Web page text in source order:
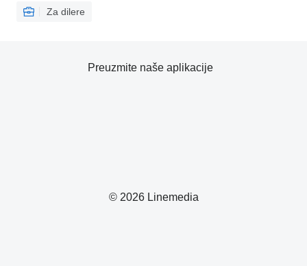
Za dilere
© 2026 Linemedia
Preuzmite naše aplikacije